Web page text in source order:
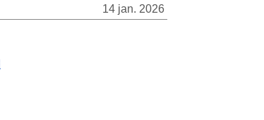
14 jan. 2026